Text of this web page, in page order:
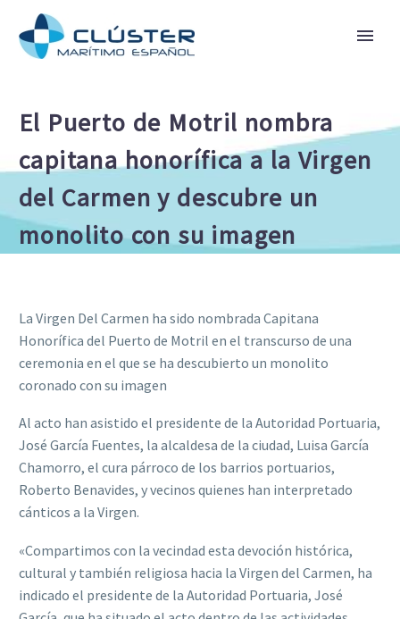
El Puerto de Motril nombra
capitana honorífica a la Virgen
del Carmen y descubre un
monolito con su imagen
La Virgen Del Carmen ha sido nombrada Capitana
Honorífica del Puerto de Motril en el transcurso de una
ceremonia en el que se ha descubierto un monolito
coronado con su imagen
Al acto han asistido el presidente de la Autoridad Portuaria,
José García Fuentes, la alcaldesa de la ciudad, Luisa García
Chamorro, el cura párroco de los barrios portuarios,
Roberto Benavides, y vecinos quienes han interpretado
cánticos a la Virgen.
«Compartimos con la vecindad esta devoción histórica,
cultural y también religiosa hacia la Virgen del Carmen, ha
indicado el presidente de la Autoridad Portuaria, José